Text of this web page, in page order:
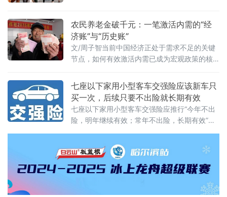
农民养老金破千元：一笔激活内需的“经
济账”与“历史账”
文/周子智当前中国经济正处于需求不足的关键
节点，如何有效激活内需已成为宏观政策的核
民生保障的举措，实则蕴含着巨大的经济撬动
力——将农民养老金逐步提高至每月1000元。
七座以下家用小型客车交强险应该新车只
买一次，后续只要不出险就长期有效
七座以下家用小型客车交强险应推行“今年不出
险，明年继续有效；常年不出险，长期有效”的